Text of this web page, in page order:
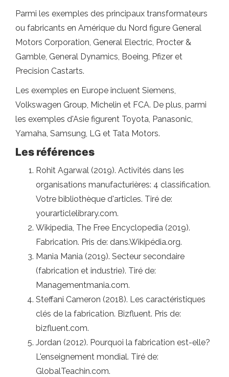
Parmi les exemples des principaux transformateurs
ou fabricants en Amérique du Nord figure General
Motors Corporation, General Electric, Procter &
Gamble, General Dynamics, Boeing, Pfizer et
Precision Castarts.
Les exemples en Europe incluent Siemens,
Volkswagen Group, Michelin et FCA. De plus, parmi
les exemples d'Asie figurent Toyota, Panasonic,
Yamaha, Samsung, LG et Tata Motors.
Les références
Rohit Agarwal (2019). Activités dans les
organisations manufacturières: 4 classification.
Votre bibliothèque d'articles. Tiré de:
yourarticlelibrary.com.
Wikipedia, The Free Encyclopedia (2019).
Fabrication. Pris de: dans.Wikipédia.org.
Mania Mania (2019). Secteur secondaire
(fabrication et industrie). Tiré de:
Managementmania.com.
Steffani Cameron (2018). Les caractéristiques
clés de la fabrication. Bizfluent. Pris de:
bizfluent.com.
Jordan (2012). Pourquoi la fabrication est-elle?
L'enseignement mondial. Tiré de:
GlobalTeachin.com.